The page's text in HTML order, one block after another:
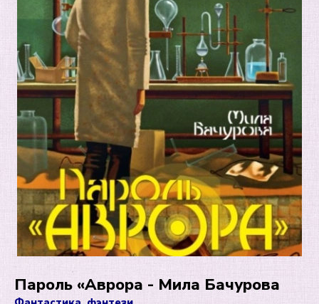
Пароль «Аврора - Мила Бачурова